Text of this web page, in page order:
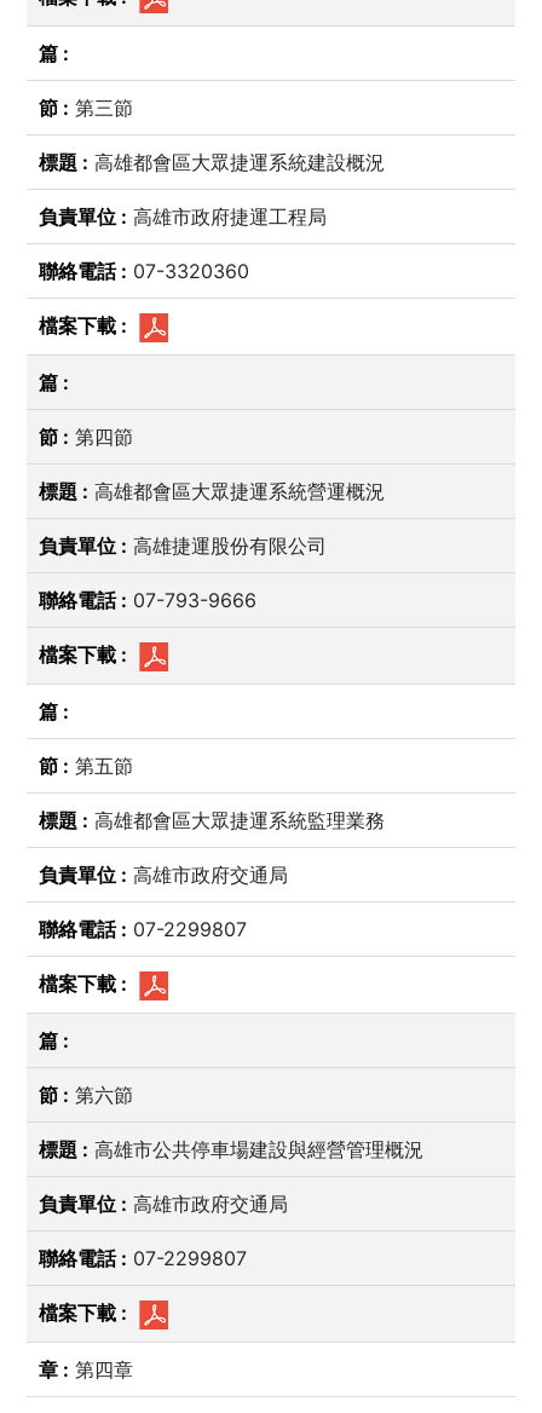
第三節
高雄都會區大眾捷運系統建設概況
高雄市政府捷運工程局
07-3320360
第四節
高雄都會區大眾捷運系統營運概況
高雄捷運股份有限公司
07-793-9666
第五節
高雄都會區大眾捷運系統監理業務
高雄市政府交通局
07-2299807
第六節
高雄市公共停車場建設與經營管理概況
高雄市政府交通局
07-2299807
第四章